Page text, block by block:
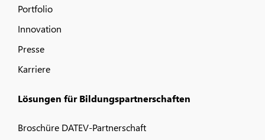
Portfolio
Innovation
Presse
Karriere
Lösungen für Bildungspartnerschaften
Broschüre DATEV-Partnerschaft